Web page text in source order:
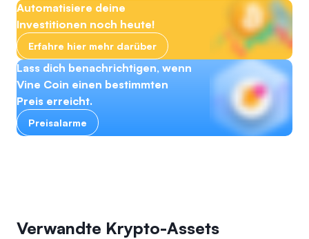
Automatisiere deine
Investitionen noch heute!
Erfahre hier mehr darüber
Lass dich benachrichtigen, wenn
Vine Coin einen bestimmten
Preis erreicht.
Preisalarme
Verwandte Krypto-Assets